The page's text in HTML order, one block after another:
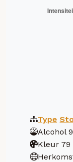
Type
Alcohol 9
Kleur 79